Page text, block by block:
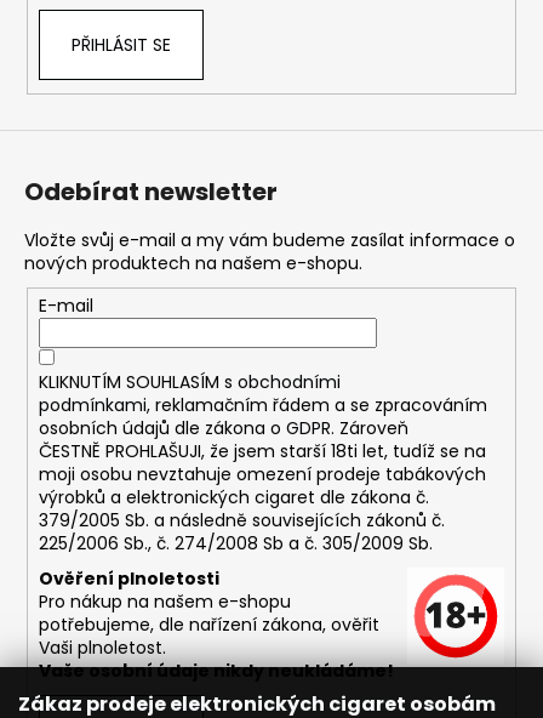
Zákaz prodeje elektronických cigaret osobám
D
p
o
r
č
u
j
e
m
DEKANG
DESERT
SHIP
10ML
11MG
169
Kč
Původně:
Kč
PŘIHLÁSIT SE
Odebírat newsletter
Vložte svůj e-mail a my vám budeme zasílat informace o
nových produktech na našem e-shopu.
E-mail
KLIKNUTÍM SOUHLASÍM s obchodními
podmínkami, reklamačním řádem a se zpracováním
osobních údajů dle zákona o GDPR. Zároveň
ČESTNĚ PROHLAŠUJI, že jsem starší 18ti let, tudíž se na
moji osobu nevztahuje omezení prodeje tabákových
výrobků a elektronických cigaret dle zákona č.
379/2005 Sb. a následně souvisejících zákonů č.
225/2006 Sb., č. 274/2008 Sb a č. 305/2009 Sb.
Ověření plnoletosti
Pro nákup na našem e-shopu
potřebujeme, dle nařízení zákona, ověřit
Vaši plnoletost.
Vaše osobní údaje nikdy neukládáme!